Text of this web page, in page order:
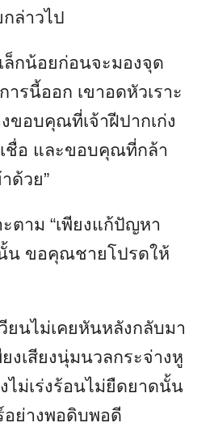
ล่าวไป
กน้อยก่อนจะมองจุด
รนี้ออก เขาอดหัวเราะ
งขอบคุณที่เจ้าฝีปากเก่ง
ชื่อ และขอบคุณที่กล้า
ด้วย”
ะตาม “เพียงแก้ปัญหา
น ขอคุณชายโปรดให้
ยนไม่เคยหันหลังกลับมา
งเสียงนุ่มนวลกระจ่างหู
ไม่เร่งร้อนไม่ยืดยาดนั้น
ย่างพอดิบพอดี